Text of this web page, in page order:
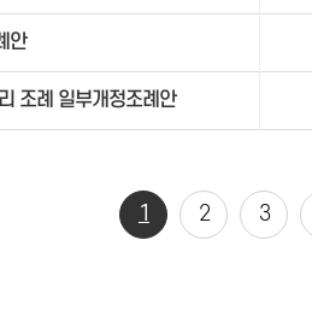
안
조례 일부개정조례안
1 2 3